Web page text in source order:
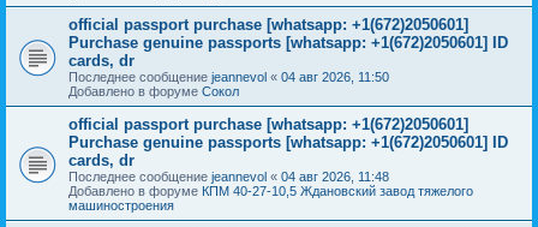
official passport purchase [whatsapp: +1(672)2050601]
Purchase genuine passports [whatsapp: +1(672)2050601] ID
cards, dr
Последнее сообщение jeannevol « 04 авг 2026, 11:50
Добавлено в форуме Сокол
official passport purchase [whatsapp: +1(672)2050601]
Purchase genuine passports [whatsapp: +1(672)2050601] ID
cards, dr
Последнее сообщение jeannevol « 04 авг 2026, 11:48
Добавлено в форуме КПМ 40-27-10,5 Ждановский завод тяжелого
машиностроения